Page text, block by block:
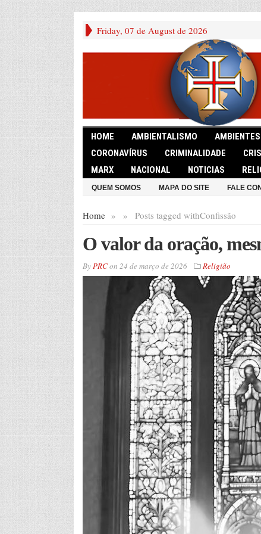
Friday, 07 de August de 2026
HOME AMBIENTALISMO
CORONAVÍRUS
CRIMINALIDADE
MARX
NACIONAL NOTICIAS
QUEM SOMOS MAPA DO SITE FALE
Home » Posts tagged with
» Confissão
O valor da oração,
ByPRCon 24 de março de 2026 Religião